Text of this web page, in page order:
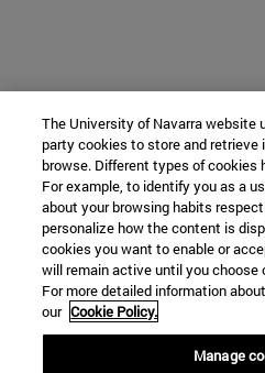
The University of Navarra website
party cookies to store and retrieve
browse. Different types of cookies
For example, to identify you as a
about your browsing habits
personalize how the content is
cookies you want to enable or
will remain active until you choose
For more detailed information
our Cookie Policy.
Manage